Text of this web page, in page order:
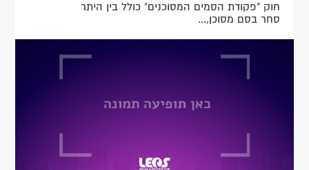
חוק "פקודת הסמים המסוכנים" כולל בין היתר
סחר בסם מסוכן,...